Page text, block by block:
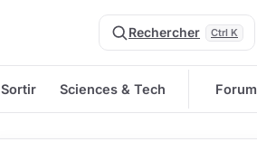
Rechercher Ctrl K
Sortir Sciences & Tech Forum